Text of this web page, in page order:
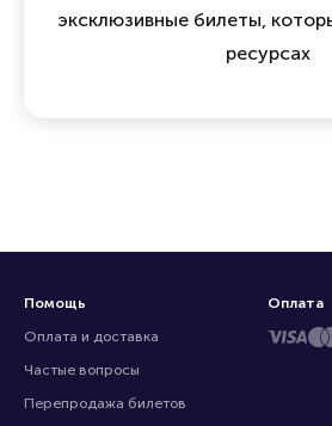
эксклюзивные билеты,
ресурсах
Помощь
Оплата и доставка
Частые вопросы
Перепродажа билетов
Оплата